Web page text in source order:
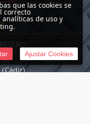
-
35
(Cádiz)
que las cookies se
correcto
de uso y
Ajustar Cookies